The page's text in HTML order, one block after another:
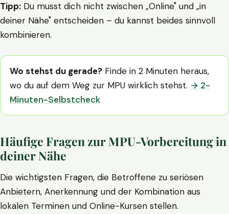
Tipp: Du musst dich nicht zwischen „Online" und „in
deiner Nähe" entscheiden – du kannst beides sinnvoll
kombinieren.
Wo stehst du gerade? Finde in 2 Minuten heraus,
wo du auf dem Weg zur MPU wirklich stehst. → 2-
Minuten-Selbstcheck
Häufige Fragen zur MPU-Vorbereitung in
deiner Nähe
Die wichtigsten Fragen, die Betroffene zu seriösen
Anbietern, Anerkennung und der Kombination aus
lokalen Terminen und Online-Kursen stellen.